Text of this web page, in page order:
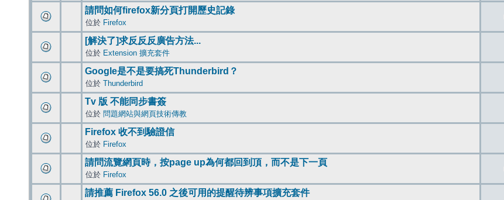
請問如何firefox新分頁打開歷史記錄
位於 Firefox
[解決了]求反反反廣告方法...
位於 Extension 擴充套件
Google是不是要搞死Thunderbird？
位於 Thunderbird
Tv 版 不能同步書簽
位於 問題網站與網頁技術傳教
Firefox 收不到驗證信
位於 Firefox
請問流覽網頁時，按page up為何都回到頂，而不是下一頁
位於 Firefox
請推薦 Firefox 56.0 之後可用的提醒待辨事項擴充套件